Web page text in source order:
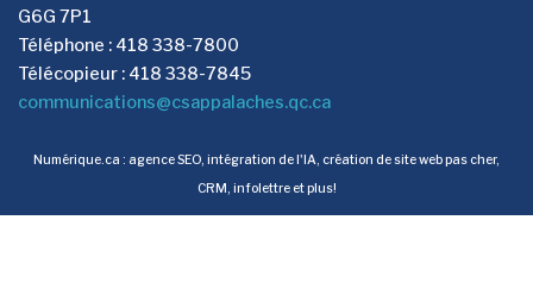
G6G 7P1
Téléphone : 418 338-7800
Télécopieur : 418 338-7845
communications@csappalaches.qc.ca
Numérique.ca : agence SEO, intégration de l'IA, création de site web pas cher,
CRM, infolettreet plus!